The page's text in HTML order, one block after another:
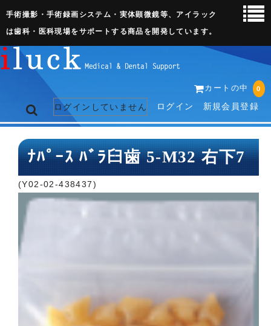
手術撮影・手術録画システム・実体顕微鏡等、アイラック
は歯科・医科現場をサポートする商品を開発しています。
カートの中 0
ログインしていません ログイン 新規会員登録
トップページ
歯科関連機器
お問い合わせ
ﾅﾊﾟｰｽ ﾊﾞﾗ臼歯 5-M32 右下7
(Y02-02-438437)